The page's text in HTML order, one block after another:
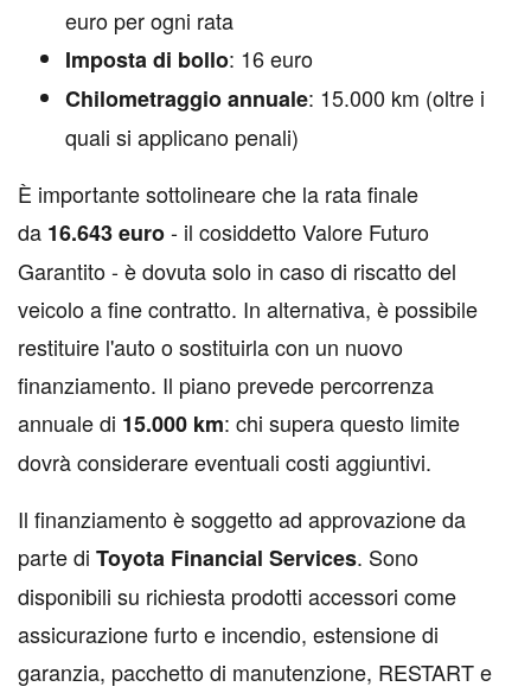
euro per ogni rata
Imposta di bollo: 16 euro
Chilometraggio annuale: 15.000 km (oltre i
quali si applicano penali)
È importante sottolineare che la rata finale
da 16.643 euro- il cosiddetto Valore Futuro
Garantito - è dovuta solo in caso di riscatto del
veicolo a fine contratto. In alternativa, è possibile
restituire l'auto o sostituirla con un nuovo
finanziamento. Il piano prevede percorrenza
annuale di 15.000 km: chi supera questo limite
dovrà considerare eventuali costi aggiuntivi.
Il finanziamento è soggetto ad approvazione da
parte di Toyota Financial Services. Sono
disponibili su richiesta prodotti accessori come
assicurazione furto e incendio, estensione di
garanzia, pacchetto di manutenzione, RESTART e